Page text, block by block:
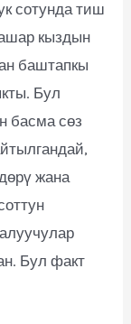
сотунда тиш
кыздын
баштапкы
Бул
басма сөз
жана
Бул факт